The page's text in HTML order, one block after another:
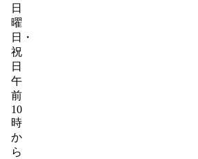
日
曜
日・
祝
日
午
前
10
時
か
ら